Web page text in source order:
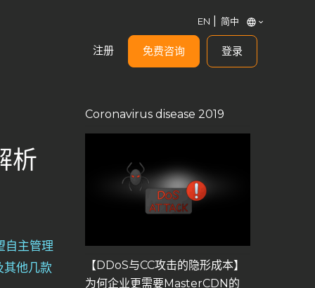
EN 简中
注册 免费咨询 登录
析
自主管理
他几款
Coronavirus disease 2019
【DDoS与CC攻击的隐形成本】
为何企业更需要MasterCDN的